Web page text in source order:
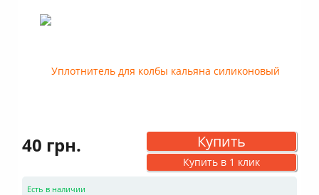
40 грн. Купить
Купить в 1 клик
Есть в наличии